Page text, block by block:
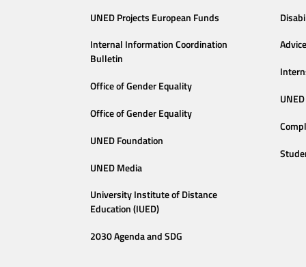
UNED Projects European Funds
Internal Information Coordination
Bulletin
Office of Gender Equality
Office of Gender Equality
UNED Foundation
UNED Media
University Institute of Distance
Education (IUED)
2030 Agenda and SDG